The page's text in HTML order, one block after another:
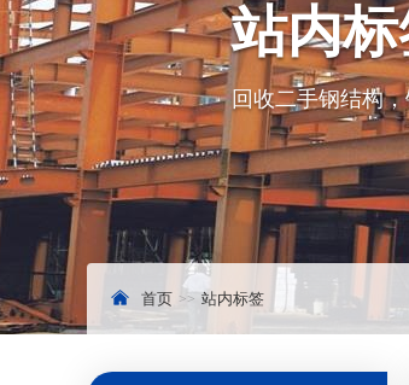
站内
回收二手钢结构
首页 站内标签